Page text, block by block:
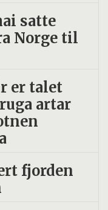
satte
Norge til
er talet
artar
fjorden